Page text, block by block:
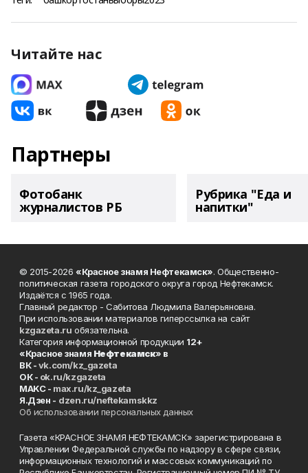
Читайте нас
Партнеры
Фотобанк
журналистов РБ
Рубрика "Еда и
напитки"
© 2015-2026 «Красное знамя Нефтекамск». Общественно-
политическая газета городского округа город Нефтекамск.
Издаётся с 1965 года.
Главный редактор - Сабитова Людмила Валерьяновна.
При использовании материалов гиперссылка на сайт
kzgazeta.ru обязательна.
Категория информационной продукции 12+
«Красное знамя Нефтекамск» в
ВК -vk.com/kz_gazeta
ОК - ok.ru/kzgazeta
MAKC - max.ru/kz_gazeta
Я.Дзен - dzen.ru/neftekamskkz
Об использовании персональных данных
Газета «КРАСНОЕ ЗНАМЯ НЕФТЕКАМСК» зарегистрирована в
Управлении Федеральной службы по надзору в сфере связи,
информационных технологий и массовых коммуникаций по